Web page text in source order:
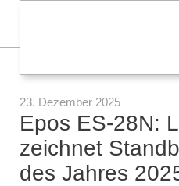
23. Dezember 2025
Epos ES-28N:
zeichnet
des Jahres